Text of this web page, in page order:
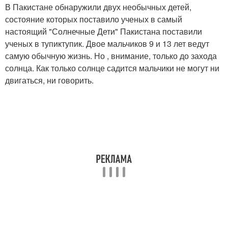
В Пакистане обнаружили двух необычных детей,
состояние которых поставило ученых в самый
настоящий "Солнечные Дети" Пакистана поставили
ученых в тупиктупик. Двое мальчиков 9 и 13 лет ведут
самую обычную жизнь. Но , внимание, только до захода
солнца. Как только солнце садится мальчики не могут ни
двигаться, ни говорить.